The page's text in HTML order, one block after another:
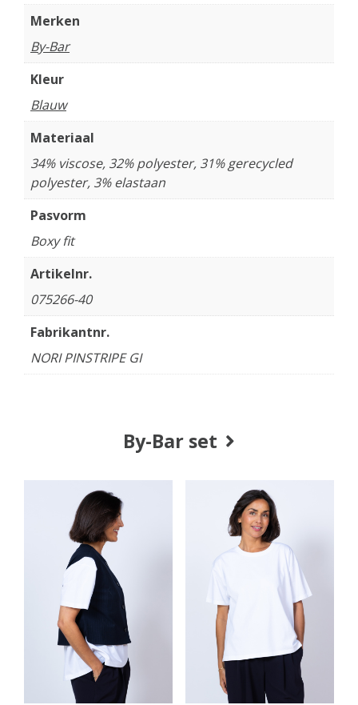
Merken
By-Bar
Kleur
Blauw
Materiaal
34% viscose, 32% polyester, 31% gerecycled
polyester, 3% elastaan
Pasvorm
Boxy fit
Artikelnr.
075266-40
Fabrikantnr.
NORI PINSTRIPE GI
By-Bar set